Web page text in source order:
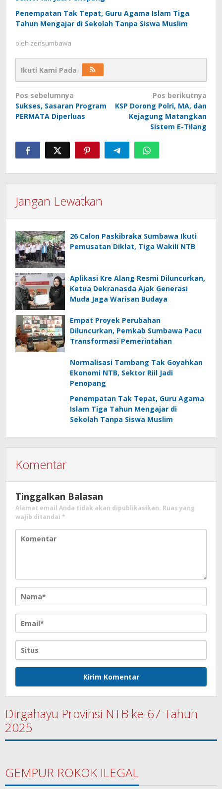
Penempatan Tak Tepat, Guru Agama Islam Tiga
Tahun Mengajar di Sekolah Tanpa Siswa Muslim
oleh zensumbawa
Ikuti Kami Pada
Navigasi
pos
Pos sebelumnya
Sukses, Sasaran Program
PERMATA Diperluas
Pos berikutnya
KSP Dorong Polri, MA, dan
Kejagung Matangkan
Sistem E-Tilang
Jangan Lewatkan
26 Calon Paskibraka Sumbawa Ikuti
Pemusatan Diklat, Tiga Wakili NTB
Aplikasi Kre Alang Resmi Diluncurkan,
Ketua Dekranasda Ajak Generasi
Muda Jaga Warisan Budaya
Empat Proyek Perubahan
Diluncurkan, Pemkab Sumbawa Pacu
Transformasi Pemerintahan
Normalisasi Tambang Tak Goyahkan
Ekonomi NTB, Sektor Riil Jadi
Penopang
Penempatan Tak Tepat, Guru Agama
Islam Tiga Tahun Mengajar di
Sekolah Tanpa Siswa Muslim
Komentar
Tinggalkan Balasan
Alamat email Anda tidak akan dipublikasikan. Ruas yang
wajib ditandai *
Dirgahayu Provinsi NTB ke-67 Tahun
2025
GEMPUR ROKOK ILEGAL